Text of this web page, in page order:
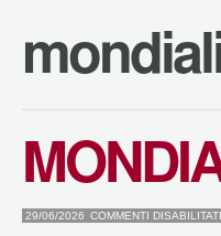
29/06/2026 COMMENTI DISABILITATI